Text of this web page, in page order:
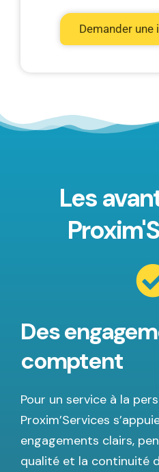
Demander une
Les
Des
comptent
Pour un service à la
Proxim’Services
engagements clairs,
qualité et la continuité